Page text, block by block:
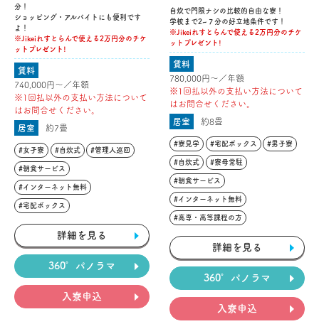
分！
ショッピング・アルバイトにも便利です
よ！
※Jikeiれすとらんで使える2万円分のチケ
ットプレゼント!
賃料
740,000円〜／年額
※1回払以外の支払い方法について
はお問合せください。
居室 約7畳
#女子寮 #自炊式 #管理人巡回
#朝食サービス
#インターネット無料
#宅配ボックス
詳細を見る
360°パノラマ
入寮申込
自炊で門限ナシの比較的自由な寮！
学校まで2~７分の好立地条件です！
※Jikeiれすとらんで使える2万円分のチケ
ットプレゼント!
賃料
780,000円〜／年額
※1回払以外の支払い方法について
はお問合せください。
居室 約8畳
#寮見学 #宅配ボックス #男子寮
#自炊式 #寮母常駐
#朝食サービス
#インターネット無料
#高専・高等課程の方
詳細を見る
360°パノラマ
入寮申込